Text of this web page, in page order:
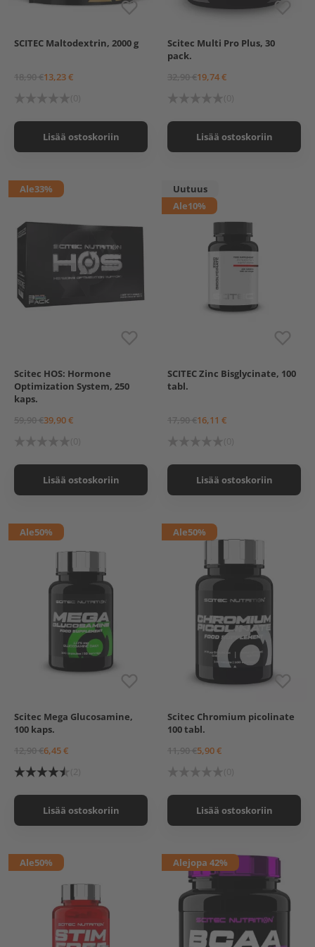
SCITEC Maltodextrin, 2000 g
18,90 €13,23 €
Lisää ostoskoriin
Scitec Multi Pro Plus, 30
pack.
32,90 €19,74 €
Lisää ostoskoriin
Ale33%
Scitec HOS: Hormone
Optimization System, 250
kaps.
59,90 €39,90 €
Lisää ostoskoriin
Uutuus
Ale10%
SCITEC Zinc Bisglycinate, 100
tabl.
17,90 €16,11 €
Lisää ostoskoriin
Ale50%
Scitec Mega Glucosamine,
100 kaps.
12,90 €6,45 €
(2)
Lisää ostoskoriin
Ale50%
Scitec Chromium picolinate
100 tabl.
11,90 €5,90 €
Lisää ostoskoriin
Ale50% Alejopa 42%